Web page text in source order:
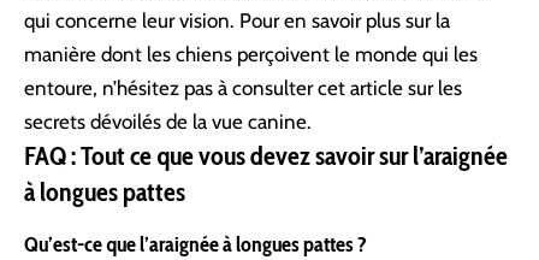
qui concerne leur vision. Pour en savoir plus sur la
manière dont les chiens perçoivent le monde qui les
entoure, n’hésitez pas à consulter cet article sur les
secrets dévoilés de la vue canine.
FAQ : Tout ce que vous devez savoir sur l’araignée
à longues pattes
Qu’est-ce que l’araignée à longues pattes ?